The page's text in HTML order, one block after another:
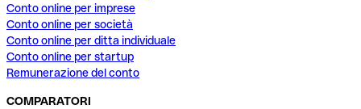
Conto online per imprese
Conto online per società
Conto online per ditta individuale
Conto online per startup
Remunerazione del conto
COMPARATORI